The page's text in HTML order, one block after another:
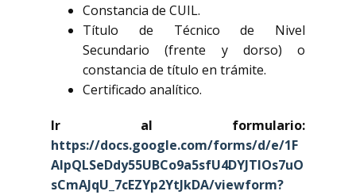
Constancia de CUIL.
Título de Técnico de Nivel
Secundario (frente y dorso) o
constancia de título en trámite.
Certificado analítico.
Ir al formulario:
https://docs.google.com/forms/d/e/1F
AIpQLSeDdy55UBCo9a5sfU4DYJTIOs7uO
sCmAJqU_7cEZYp2YtJkDA/viewform?